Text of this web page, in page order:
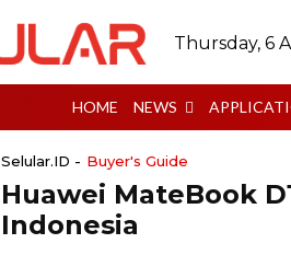
Thursday, 6
HOME NEWS
Selular.ID - Buyer's Guide
Huawei MateBook
Indonesia